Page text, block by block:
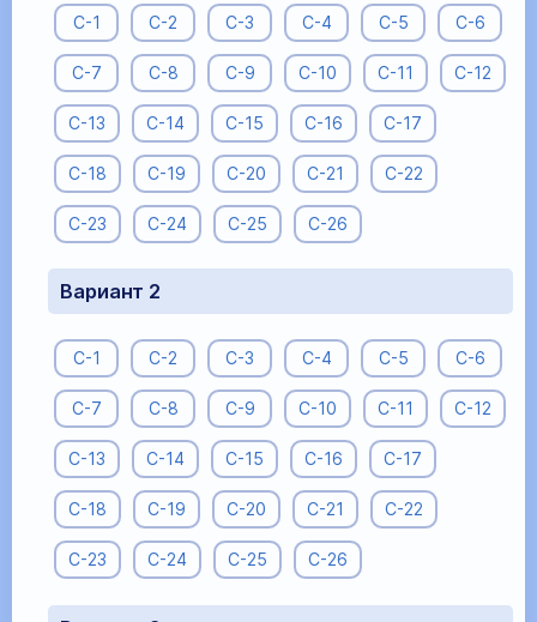
С-1 С-2 С-3 С-4 С-5 С-6
С-7 С-8 С-9 С-10 С-11 С-12
С-13 С-14 С-15 С-16 С-17
С-18 С-19 С-20 С-21 С-22
С-23 С-24 С-25 С-26
Вариант 2
С-1 С-2 С-3 С-4 С-5 С-6
С-7 С-8 С-9 С-10 С-11 С-12
С-13 С-14 С-15 С-16 С-17
С-18 С-19 С-20 С-21 С-22
С-23 С-24 С-25 С-26